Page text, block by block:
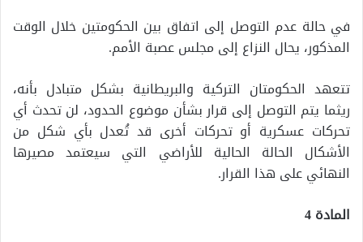
في حالة عدم التوصل إلى اتفاق بين الحكومتين خلال الوقت
المذكور، يحال النزاع إلى مجلس عصبة الأمم.
تتعهد الحكومتان التركية والبريطانية بشكل متبادل بأنه،
ريثما يتم التوصل إلى قرار بشأن موضوع الحدود، لن تحدث أي
تحركات عسكرية أو تحركات أخرى قد تُعدل بأي شكل من
الأشكال الحالة الحالية للأراضي التي سيعتمد مصيرها
النهائي على هذا القرار.
المادة 4